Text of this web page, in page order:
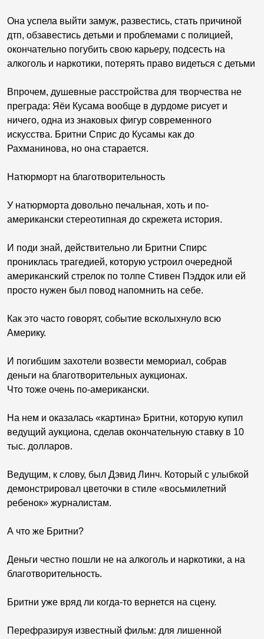
Она успела выйти замуж, развестись, стать причиной
дтп, обзавестись детьми и проблемами с полицией,
окончательно погубить свою карьеру, подсесть на
алкоголь и наркотики, потерять право видеться с детьми
Впрочем, душевные расстройства для творчества не
преграда: Яёи Кусама вообще в дурдоме рисует и
ничего, одна из знаковых фигур современного
искусства. Бритни Сприс до Кусамы как до
Рахманинова, но она старается.
Натюрморт на благотворительность
У натюрморта довольно печальная, хоть и по-
американски стереотипная до скрежета история.
И поди знай, действительно ли Бритни Спирс
прониклась трагедией, которую устроил очередной
американский стрелок по толпе Стивен Пэддок или ей
просто нужен был повод напомнить на себе.
Как это часто говорят, событие всколыхнуло всю
Америку.
И погибшим захотели возвести мемориал, собрав
деньги на благотворительных аукционах.
Что тоже очень по-американски.
На нем и оказалась «картина» Бритни, которую купил
ведущий аукциона, сделав окончательную ставку в 10
тыс. долларов.
Ведущим, к слову, был Дэвид Линч. Который с улыбкой
демонстрировал цветочки в стиле «восьмилетний
ребенок» журналистам.
А что же Бритни?
Деньги честно пошли не на алкоголь и наркотики, а на
благотворительность.
Бритни уже вряд ли когда-то вернется на сцену.
Перефразируя известный фильм: для лишенной